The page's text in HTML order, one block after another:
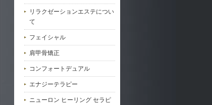
リラクゼーションエステについ
て
フェイシャル
肩甲骨矯正
コンフォートデュアル
エナジーテラピー
ニューロン ヒーリング セラピ